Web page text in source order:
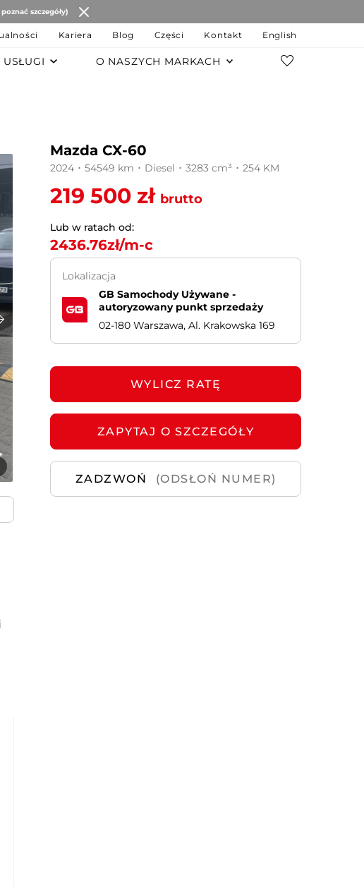
szczegóły)
Kariera Blog Części Kontakt English
USŁUGI O NASZYCH MARKACH
JAC Motors
OMODA
LEVC
Mazda CX-60
2024 ･ 54549 km ･ Diesel ･ 3283 cm³ ･ 254 KM
219 500 zł brutto
Lub w ratach od:
2436.76zł/m-c
Lokalizacja
GB Samochody Używane -
autoryzowany punkt sprzedaży
02-180 Warszawa, Al. Krakowska 169
WYLICZ RATĘ
ZAPYTAJ O SZCZEGÓŁY
ZADZWOŃ (ODSŁOŃ NUMER)